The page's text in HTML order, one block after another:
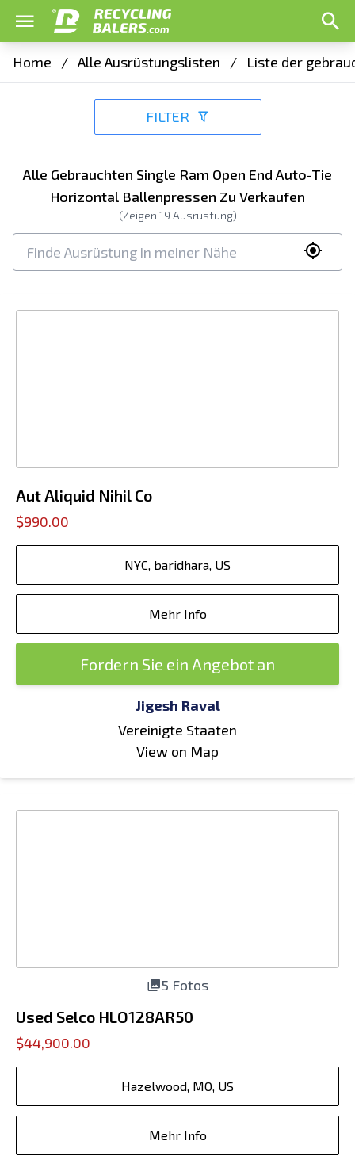
Home / Alle Ausrüstungslisten / Liste der
FILTER
Alle Gebrauchten Single Ram Open End Auto-Tie
Horizontal Ballenpressen Zu Verkaufen
(Zeigen 19 Ausrüstung)
Aut Aliquid Nihil Co
$990.00
NYC, baridhara, US
Mehr Info
Fordern Sie ein Angebot an
Jigesh Raval
Vereinigte Staaten
View on Map
5 Fotos
Used Selco HLO128AR50
$44,900.00
Hazelwood, MO, US
Mehr Info